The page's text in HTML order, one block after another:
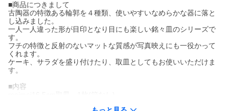
■商品につきまして
古陶器の特徴ある輪郭を４種類、使いやすいなめらかな器に落と
し込みました。
一人一人違った形が目印となり目にも楽しい銘々皿のシリーズで
す。
フチの特徴と反射のないマットな質感が写真映えにも一役かって
くれます。
ケーキ、サラダを盛り付けたり、取皿としてもお使いいただけま
す。
■内容